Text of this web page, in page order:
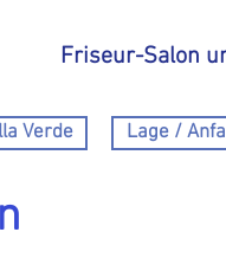
Friseur-Salon
Verde Lage /